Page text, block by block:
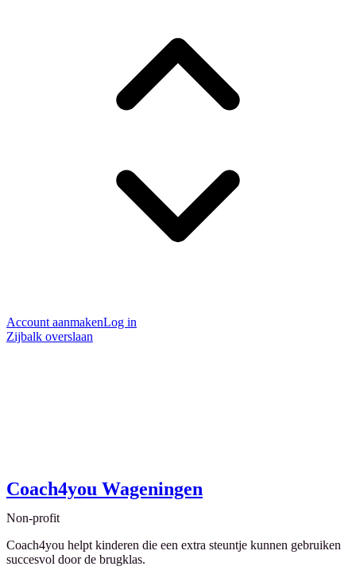
Account aanmakenLog in
Zijbalk overslaan
Coach4you Wageningen
Non-profit
Coach4you helpt kinderen die een extra steuntje kunnen gebruiken
succesvol door de brugklas.